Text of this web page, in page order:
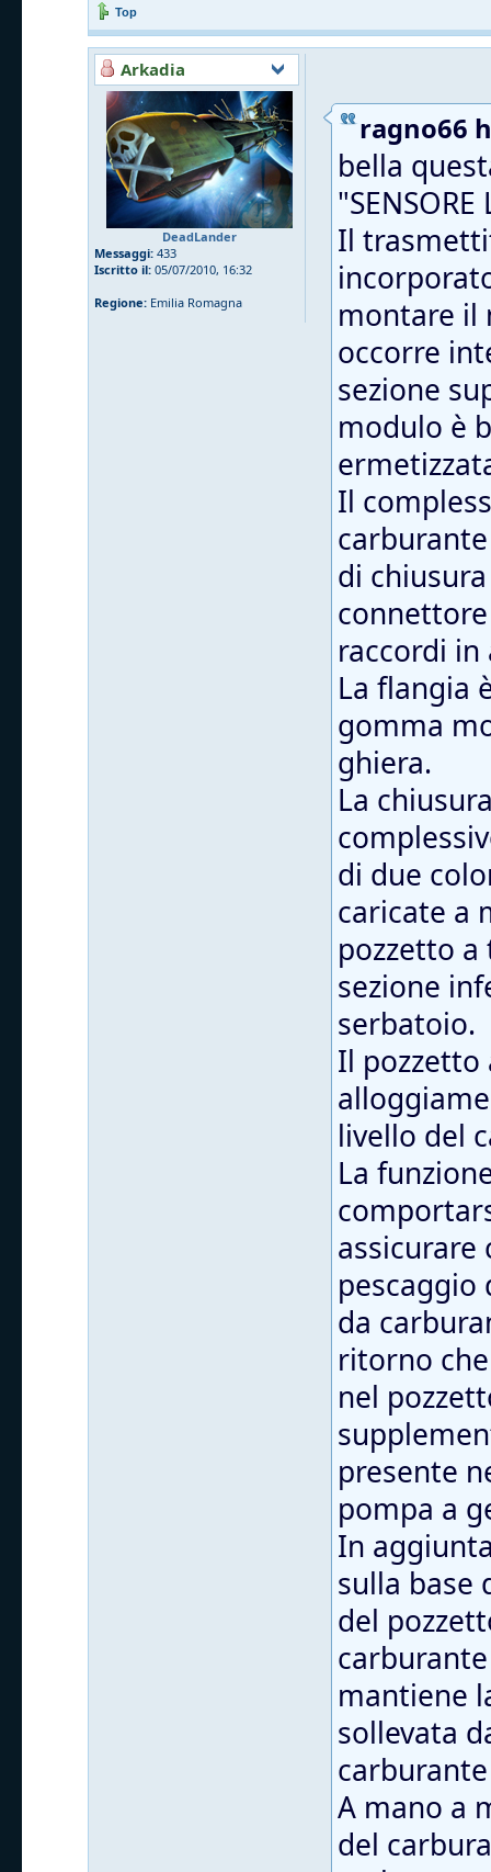
Top
Arkadia
DeadLander
Messaggi: 433
Iscritto il: 05/07/2010, 16:32
Regione: Emilia Romagna
ragno66
bella
"SENSORE
Il
montare il
occorre
sezione
modulo è
Il
di
raccordi
La flangia
gomma
ghiera.
La
di due
caricate a
pozzetto
sezione
serbatoio.
Il pozzetto
livello del
La
assicurare
pescaggio
da
ritorno
nel
presente
pompa a
In
sulla base
del
mantiene
sollevata
A mano a
del